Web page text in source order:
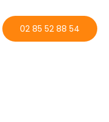
02 85 52 88 54